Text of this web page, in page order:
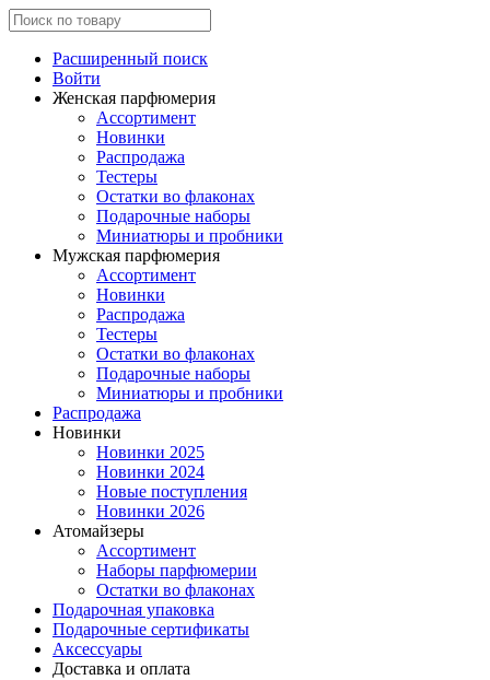
Расширенный поиск
Войти
Женская парфюмерия
Ассортимент
Новинки
Распродажа
Тестеры
Остатки во флаконах
Подарочные наборы
Миниатюры и пробники
Мужская парфюмерия
Ассортимент
Новинки
Распродажа
Тестеры
Остатки во флаконах
Подарочные наборы
Миниатюры и пробники
Распродажа
Новинки
Новинки 2025
Новинки 2024
Новые поступления
Новинки 2026
Атомайзеры
Ассортимент
Наборы парфюмерии
Остатки во флаконах
Подарочная упаковка
Подарочные сертификаты
Аксессуары
Доставка и оплата